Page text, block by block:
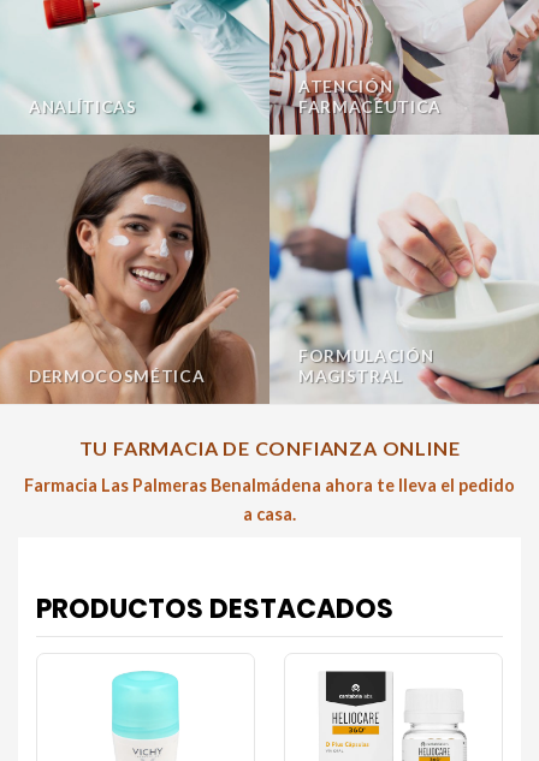
ANALÍTICAS
ATENCIÓN
FARMACÉUTICA
DERMOCOSMÉTICA
FORMULACIÓN
MAGISTRAL
TU FARMACIA DE CONFIANZA ONLINE
Farmacia Las Palmeras Benalmádena ahora te lleva el pedido
a casa.